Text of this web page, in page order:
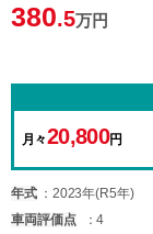
380.5万円
月々20,800円
年式 2023年(R5年)
車両評価点 4